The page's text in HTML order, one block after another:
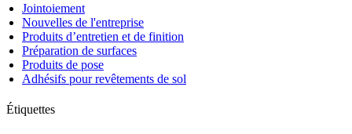
Jointoiement
Nouvelles de l'entreprise
Produits d’entretien et de finition
Préparation de surfaces
Produits de pose
Adhésifs pour revêtements de sol
Étiquettes